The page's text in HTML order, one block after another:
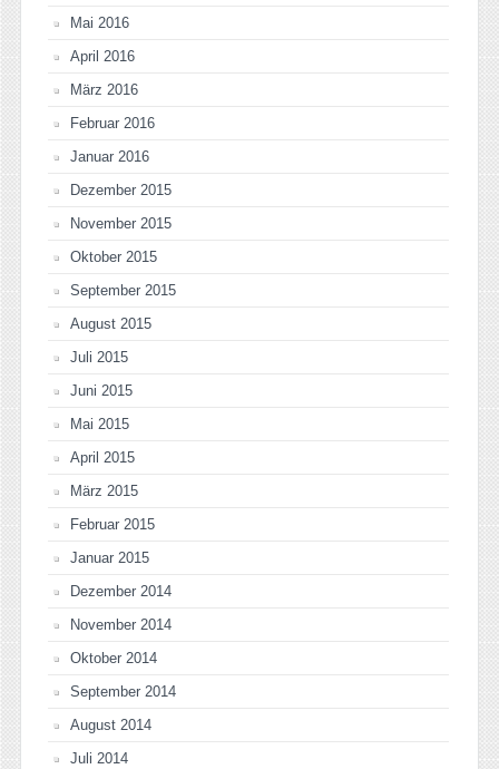
Mai 2016
April 2016
März 2016
Februar 2016
Januar 2016
Dezember 2015
November 2015
Oktober 2015
September 2015
August 2015
Juli 2015
Juni 2015
Mai 2015
April 2015
März 2015
Februar 2015
Januar 2015
Dezember 2014
November 2014
Oktober 2014
September 2014
August 2014
Juli 2014